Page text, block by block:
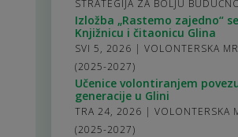
STRATEGIJA ZA BOLJU
Izložba „Rastemo zajedno“
Knjižnicu i čitaonicu Glina
SVI 5, 2026 | VOLONTERSKA
(2025-2027)
Učenice volontiranjem
generacije u Glini
TRA 24, 2026 | VOLONTERSKA
(2025-2027)